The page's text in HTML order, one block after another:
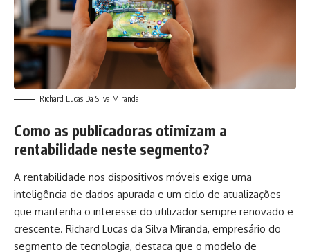
Richard Lucas Da Silva Miranda
Como as publicadoras otimizam a
rentabilidade neste segmento?
A rentabilidade nos dispositivos móveis exige uma
inteligência de dados apurada e um ciclo de atualizações
que mantenha o interesse do utilizador sempre renovado e
crescente. Richard Lucas da Silva Miranda, empresário do
segmento de tecnologia, destaca que o modelo de